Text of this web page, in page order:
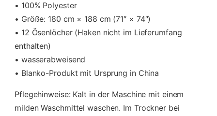
• 100% Polyester
• Größe: 180 cm × 188 cm (71″ × 74″)
• 12 Ösenlöcher (Haken nicht im Lieferumfang
enthalten)
• wasserabweisend
• Blanko-Produkt mit Ursprung in China
Pflegehinweise: Kalt in der Maschine mit einem
milden Waschmittel waschen. Im Trockner bei